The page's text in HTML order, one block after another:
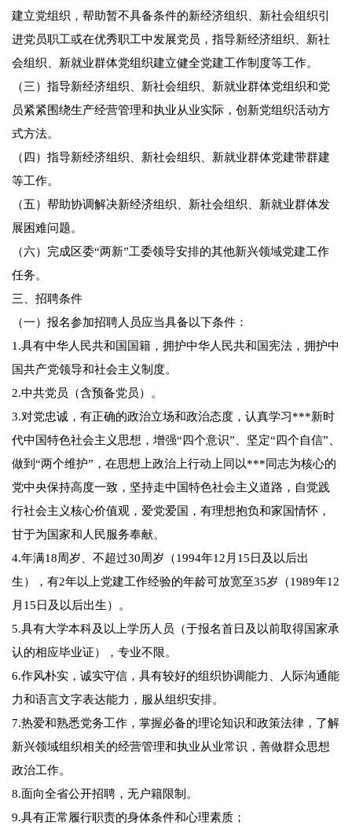
建立党组织，帮助暂不具备条件的新经济组织、新社会组织引
进党员职工或在优秀职工中发展党员，指导新经济组织、新社
会组织、新就业群体党组织建立健全党建工作制度等工作。
（三）指导新经济组织、新社会组织、新就业群体党组织和党
员紧紧围绕生产经营管理和执业从业实际，创新党组织活动方
式方法。
（四）指导新经济组织、新社会组织、新就业群体党建带群建
等工作。
（五）帮助协调解决新经济组织、新社会组织、新就业群体发
展困难问题。
（六）完成区委“两新”工委领导安排的其他新兴领域党建工作
任务。
三、招聘条件
（一）报名参加招聘人员应当具备以下条件：
1.具有中华人民共和国国籍，拥护中华人民共和国宪法，拥护中
国共产党领导和社会主义制度。
2.中共党员（含预备党员）。
3.对党忠诚，有正确的政治立场和政治态度，认真学习***新时
代中国特色社会主义思想，增强“四个意识”、坚定“四个自信”、
做到“两个维护”，在思想上政治上行动上同以***同志为核心的
党中央保持高度一致，坚持走中国特色社会主义道路，自觉践
行社会主义核心价值观，爱党爱国，有理想抱负和家国情怀，
甘于为国家和人民服务奉献。
4.年满18周岁、不超过30周岁（1994年12月15日及以后出
生），有2年以上党建工作经验的年龄可放宽至35岁（1989年12
月15日及以后出生）。
5.具有大学本科及以上学历人员（于报名首日及以前取得国家承
认的相应毕业证），专业不限。
6.作风朴实，诚实守信，具有较好的组织协调能力、人际沟通能
力和语言文字表达能力，服从组织安排。
7.热爱和熟悉党务工作，掌握必备的理论知识和政策法律，了解
新兴领域组织相关的经营管理和执业从业常识，善做群众思想
政治工作。
8.面向全省公开招聘，无户籍限制。
9.具有正常履行职责的身体条件和心理素质；